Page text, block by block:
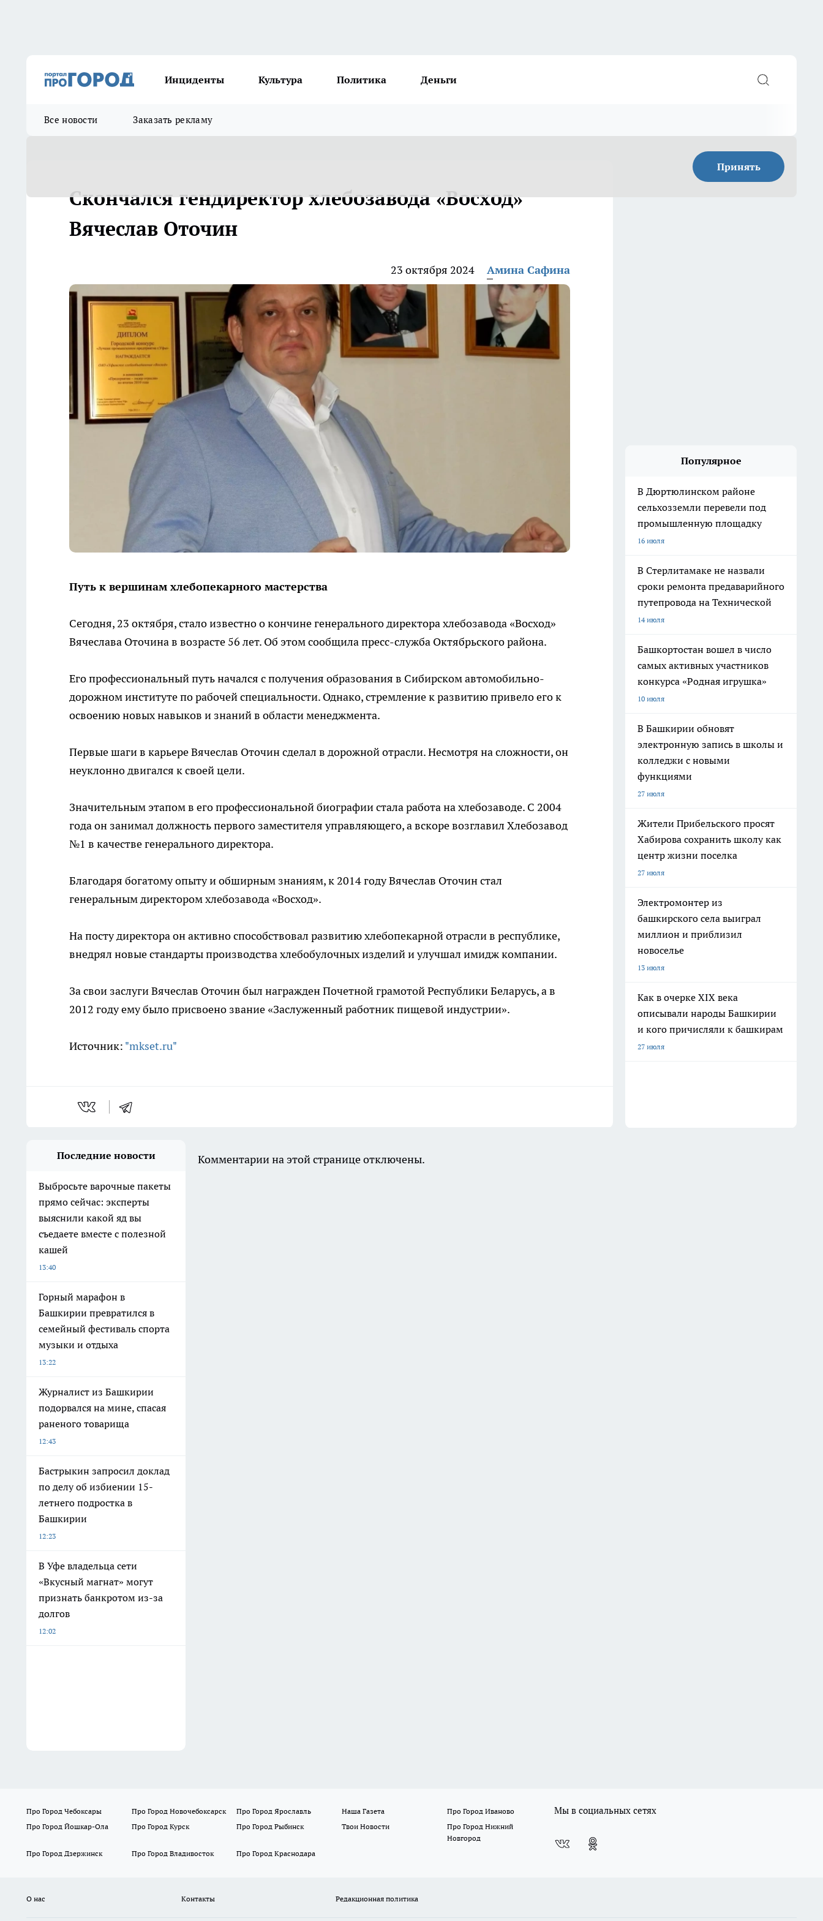
Инциденты Культура Политика Деньги
Все новости Заказать рекламу
Принять
Скончался гендиректор хлебозавода «Восход»
Вячеслав Оточин
23 октября 2024 Амина Сафина
Путь к вершинам хлебопекарного мастерства
Сегодня, 23 октября, стало известно о кончине генерального директора хлебозавода «Восход»
Вячеслава Оточина в возрасте 56 лет. Об этом сообщила пресс-служба Октябрьского района.
Его профессиональный путь начался с получения образования в Сибирском автомобильно-
дорожном институте по рабочей специальности. Однако, стремление к развитию привело его к
освоению новых навыков и знаний в области менеджмента.
Первые шаги в карьере Вячеслав Оточин сделал в дорожной отрасли. Несмотря на сложности, он
неуклонно двигался к своей цели.
Значительным этапом в его профессиональной биографии стала работа на хлебозаводе. С 2004
года он занимал должность первого заместителя управляющего, а вскоре возглавил Хлебозавод
№1 в качестве генерального директора.
Благодаря богатому опыту и обширным знаниям, к 2014 году Вячеслав Оточин стал
генеральным директором хлебозавода «Восход».
На посту директора он активно способствовал развитию хлебопекарной отрасли в республике,
внедрял новые стандарты производства хлебобулочных изделий и улучшал имидж компании.
За свои заслуги Вячеслав Оточин был награжден Почетной грамотой Республики Беларусь, а в
2012 году ему было присвоено звание «Заслуженный работник пищевой индустрии».
Источник: "mkset.ru"
Популярное
В Дюртюлинском районе
сельхозземли перевели под
промышленную площадку
16 июля
В Стерлитамаке не назвали
сроки ремонта предаварийного
путепровода на Технической
14 июля
Башкортостан вошел в число
самых активных участников
конкурса «Родная игрушка»
10 июля
В Башкирии обновят
электронную запись в школы и
колледжи с новыми
функциями
27 июля
Жители Прибельского просят
Хабирова сохранить школу как
центр жизни поселка
27 июля
Электромонтер из
башкирского села выиграл
миллион и приблизил
новоселье
13 июля
Как в очерке XIX века
описывали народы Башкирии
и кого причисляли к башкирам
27 июля
Последние новости
Выбросьте варочные пакеты
прямо сейчас: эксперты
выяснили какой яд вы
съедаете вместе с полезной
кашей
13:40
Горный марафон в
Башкирии превратился в
семейный фестиваль спорта
музыки и отдыха
13:22
Журналист из Башкирии
подорвался на мине, спасая
раненого товарища
12:43
Бастрыкин запросил доклад
по делу об избиении 15-
летнего подростка в
Башкирии
12:23
В Уфе владельца сети
«Вкусный магнат» могут
признать банкротом из-за
долгов
12:02
Комментарии на этой странице отключены.
Про Город Чебоксары Про Город Новочебоксарск Про Город Ярославль Наша Газета
Про Город Иваново
Про Город Йошкар-Ола
Про Город Курск Про Город Рыбинск Твои Новости
Про Город Нижний
Новгород
Про Город Дзержинск
Про Город Владивосток Про Город Краснодара
Мы в социальных сетях
О нас Контакты Редакционная политика